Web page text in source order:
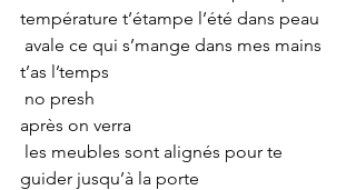
température t’étampe l’été dans peau
avale ce qui s’mange dans mes mains
t’as l’temps
no presh
après on verra
guider jusqu’à la porte